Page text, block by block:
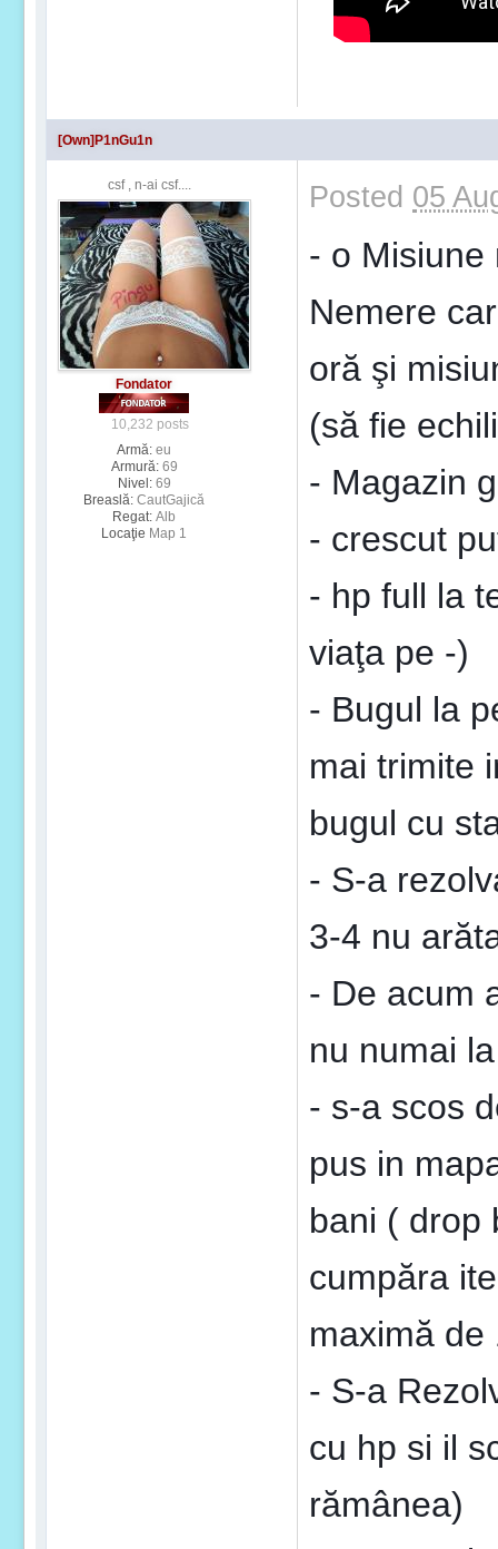
[Own]P1nGu1n
csf , n-ai csf....
Fondator
10,232 posts
Armă: eu
Armură: 69
Nivel: 69
Breaslă: CautGajică
Regat: Alb
Locaţie Map 1
Posted 05
- o Misiune
Nemere
oră şi
(să fie
- Magazin
- crescut
- hp full la
viaţa pe -)
- Bugul la
mai trimite
bugul cu
- S-a
3-4 nu
- De acum
nu numai
- s-a scos
pus in
bani ( drop
cumpăra
maximă
- S-a
cu hp si il
rămânea)